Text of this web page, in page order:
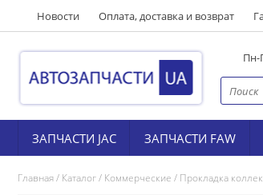
Новости Оплата, доставка и возврат
Пн-
ЗАПЧАСТИ JAC ЗАПЧАСТИ FAW
Главная/ Каталог/ Коммерческие / Прокладка